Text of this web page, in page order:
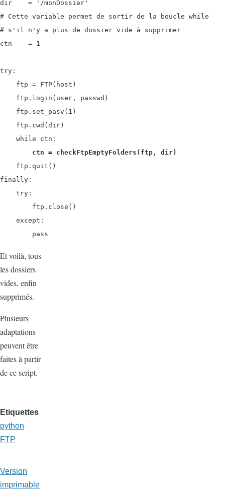
dir    = '/monDossier'
# Cette variable permet de sortir de la boucle while
# s'il n'y a plus de dossier vide à supprimer
ctn    = 1
try:
    ftp = FTP(host)
    ftp.login(user, passwd)
    ftp.set_pasv(1)
    ftp.cwd(dir)
    while ctn:
ctn = checkFtpEmptyFolders (ftp, dir)
    ftp.quit()
finally:
    try:
        ftp.close()
    except:
        pass
Et voilà, tous
les dossiers
vides, enfin
supprimés.
Plusieurs
adaptations
peuvent être
faites à partir
de ce script.
Etiquettes
python
FTP
Version
imprimable